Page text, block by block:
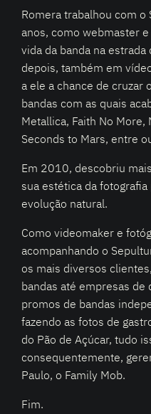
Romera trabalhou com
anos, como webmaster
vida da banda na
depois, também em
a ele a chance de cruzar
bandas com as quais
Metallica, Faith No
Seconds to Mars, entre
Em 2010, descobriu
sua estética da
evolução natural.
Como videomaker e
acompanhando o
os mais diversos
bandas até empresas
promos de bandas
fazendo as fotos de
do Pão de Açúcar, tudo
consequentemente,
Paulo, o Family Mob.
Fim.